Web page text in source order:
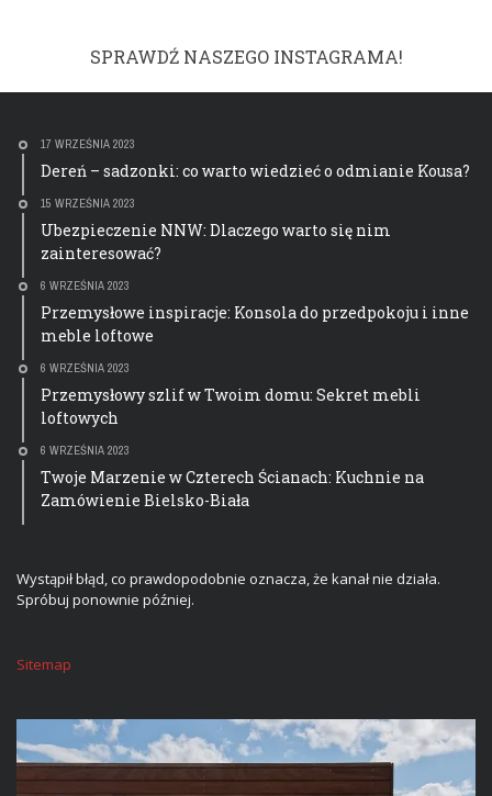
SPRAWDŹ NASZEGO INSTAGRAMA!
17 WRZEŚNIA 2023
Dereń – sadzonki: co warto wiedzieć o odmianie Kousa?
15 WRZEŚNIA 2023
Ubezpieczenie NNW: Dlaczego warto się nim
zainteresować?
6 WRZEŚNIA 2023
Przemysłowe inspiracje: Konsola do przedpokoju i inne
meble loftowe
6 WRZEŚNIA 2023
Przemysłowy szlif w Twoim domu: Sekret mebli
loftowych
6 WRZEŚNIA 2023
Twoje Marzenie w Czterech Ścianach: Kuchnie na
Zamówienie Bielsko-Biała
Wystąpił błąd, co prawdopodobnie oznacza, że kanał nie działa.
Spróbuj ponownie później.
Sitemap